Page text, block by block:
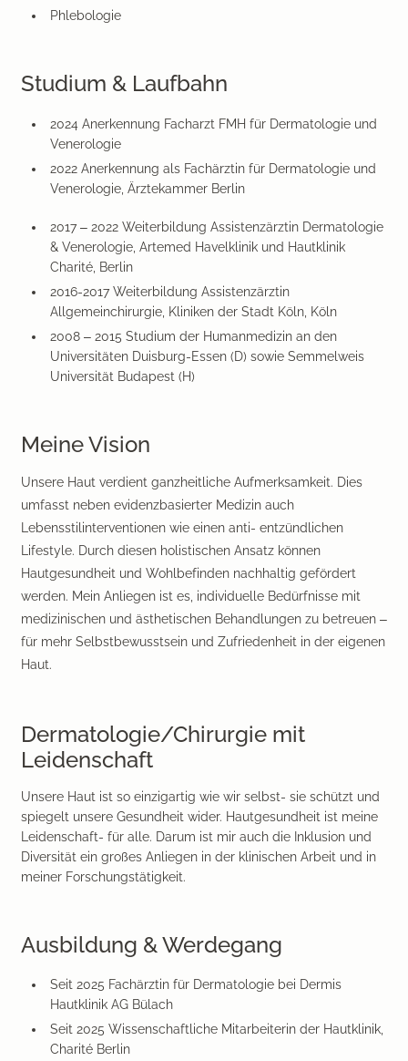
Phlebologie
Studium & Laufbahn
2024 Anerkennung Facharzt FMH für Dermatologie und
Venerologie
2022 Anerkennung als Fachärztin für Dermatologie und
Venerologie, Ärztekammer Berlin
2017 – 2022 Weiterbildung Assistenzärztin Dermatologie
& Venerologie, Artemed Havelklinik und Hautklinik
Charité, Berlin
2016-2017 Weiterbildung Assistenzärztin
Allgemeinchirurgie, Kliniken der Stadt Köln, Köln
2008 – 2015 Studium der Humanmedizin an den
Universitäten Duisburg-Essen (D) sowie Semmelweis
Universität Budapest (H)
Meine Vision
Unsere Haut verdient ganzheitliche Aufmerksamkeit. Dies
umfasst neben evidenzbasierter Medizin auch
Lebensstilinterventionen wie einen anti- entzündlichen
Lifestyle. Durch diesen holistischen Ansatz können
Hautgesundheit und Wohlbefinden nachhaltig gefördert
werden. Mein Anliegen ist es, individuelle Bedürfnisse mit
medizinischen und ästhetischen Behandlungen zu betreuen –
für mehr Selbstbewusstsein und Zufriedenheit in der eigenen
Haut.
Dermatologie/Chirurgie mit
Leidenschaft
Unsere Haut ist so einzigartig wie wir selbst- sie schützt und
spiegelt unsere Gesundheit wider. Hautgesundheit ist meine
Leidenschaft- für alle. Darum ist mir auch die Inklusion und
Diversität ein großes Anliegen in der klinischen Arbeit und in
meiner Forschungstätigkeit.
Ausbildung & Werdegang
Seit 2025 Fachärztin für Dermatologie bei Dermis
Hautklinik AG Bülach
Seit 2025 Wissenschaftliche Mitarbeiterin der Hautklinik,
Charité Berlin